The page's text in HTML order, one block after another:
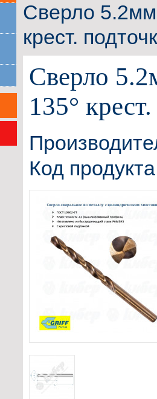
Сверло
крест.
Сверло
135°
Код